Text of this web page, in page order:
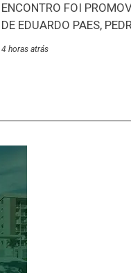
copos, a empresa
uma área instagramável
ENCONTRO FOI
DE EDUARDO PAES,
Mais de 300 pessoas
representantes de
caravanas de cidades
4 horas atrás